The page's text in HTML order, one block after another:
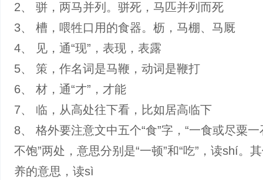
2、 骈，两马并列。骈死，马匹并列而死
3、 槽，喂牲口用的食器。枥，马棚、马厩
4、 见，通“现”，表现，表露
5、 策，作名词是马鞭，动词是鞭打
6、 材，通“才”，才能
7、 临，从高处往下看，比如居高临下
8、 格外要注意文中五个“食”字，“一食或尽粟一
不饱”两处，意思分别是“一顿”和“吃”，读shí。
养的意思，读sì